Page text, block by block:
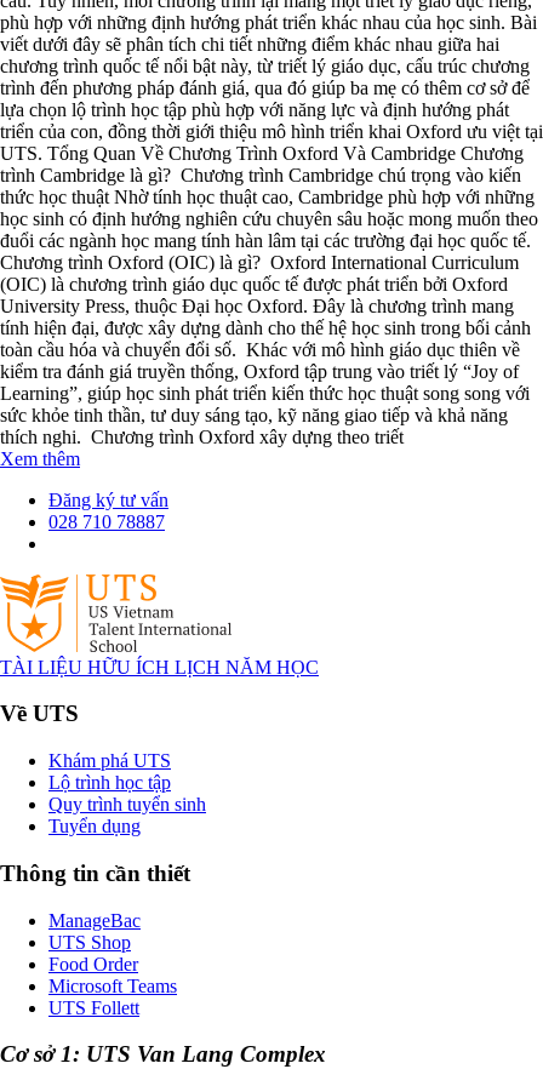
phù hợp với những định hướng phát triển khác nhau của học sinh. Bài
viết dưới đây sẽ phân tích chi tiết những điểm khác nhau giữa hai
chương trình quốc tế nổi bật này, từ triết lý giáo dục, cấu trúc chương
trình đến phương pháp đánh giá, qua đó giúp ba mẹ có thêm cơ sở để
lựa chọn lộ trình học tập phù hợp với năng lực và định hướng phát
triển của con, đồng thời giới thiệu mô hình triển khai Oxford ưu việt tại
UTS. Tổng Quan Về Chương Trình Oxford Và Cambridge Chương
trình Cambridge là gì? Chương trình Cambridge chú trọng vào kiến
thức học thuật Nhờ tính học thuật cao, Cambridge phù hợp với những
học sinh có định hướng nghiên cứu chuyên sâu hoặc mong muốn theo
đuổi các ngành học mang tính hàn lâm tại các trường đại học quốc tế.
Chương trình Oxford (OIC) là gì? Oxford International Curriculum
(OIC) là chương trình giáo dục quốc tế được phát triển bởi Oxford
University Press, thuộc Đại học Oxford. Đây là chương trình mang
tính hiện đại, được xây dựng dành cho thế hệ học sinh trong bối cảnh
toàn cầu hóa và chuyển đổi số. Khác với mô hình giáo dục thiên về
kiểm tra đánh giá truyền thống, Oxford tập trung vào triết lý “Joy of
Learning”, giúp học sinh phát triển kiến thức học thuật song song với
sức khỏe tinh thần, tư duy sáng tạo, kỹ năng giao tiếp và khả năng
thích nghi. Chương trình Oxford xây dựng theo triết
Xem thêm
Đăng ký tư vấn
028 710 78887
TÀI LIỆU HỮU ÍCH LỊCH NĂM HỌC
Về UTS
Khám phá UTS
Lộ trình học tập
Quy trình tuyển sinh
Tuyển dụng
Thông tin cần thiết
ManageBac
UTS Shop
Food Order
Microsoft Teams
UTS Follett
Cơ sở 1: UTS Van Lang Complex